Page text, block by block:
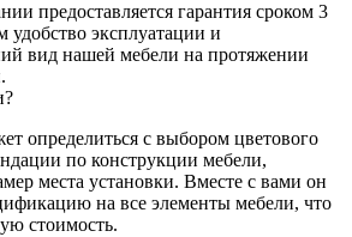
предоставляется гарантия сроком 3
эксплуатации и
вид нашей мебели на протяжении
определиться с выбором цветового
по конструкции мебели,
места установки. Вместе с вами он
на все элементы мебели, что
стоимость.